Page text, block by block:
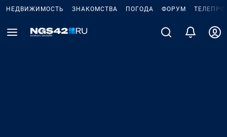
НЕДВИЖИМОСТЬ ЗНАКОМСТВА ПОГОДА ФОРУМ